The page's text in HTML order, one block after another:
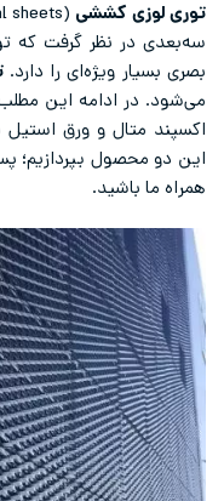
توری لوزی کششی
سه‌بعدی در نظر گرفت که
بصری بسیار ویژه‌ای را دارد.
می‌شود. در ادامه این مطلب
اکسپند متال و ورق استیل
این دو محصول بپردازیم؛
همراه ما باشید.